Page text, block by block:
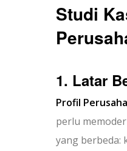
Studi
1. Latar
Profil
perlu
yang berbeda: